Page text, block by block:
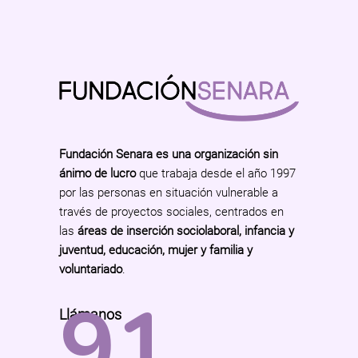
Fundación Senara es una organización sin
ánimo de lucroque trabaja desde el año 1997
por las personas en situación vulnerable a
través de proyectos sociales, centrados en
las áreas de inserción sociolaboral, infancia y
juventud, educación, mujer y familia y
voluntariado.
Llámanos